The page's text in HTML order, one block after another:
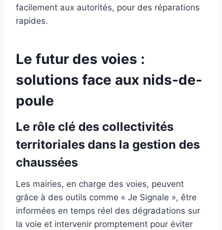
facilement aux autorités, pour des réparations
rapides.
Le futur des voies :
solutions face aux nids-de-
poule
Le rôle clé des collectivités
territoriales dans la gestion des
chaussées
Les mairies, en charge des voies, peuvent
grâce à des outils comme « Je Signale », être
informées en temps réel des dégradations sur
la voie et intervenir promptement pour éviter